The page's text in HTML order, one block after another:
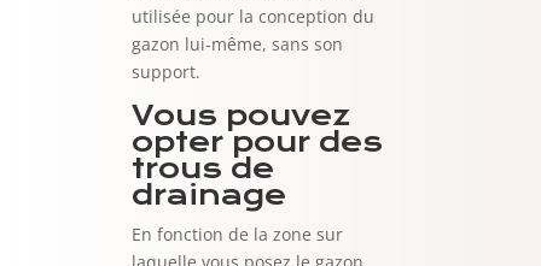
utilisée pour la conception du
gazon lui-même, sans son
support.
Vous pouvez
opter pour des
trous de
drainage
En fonction de la zone sur